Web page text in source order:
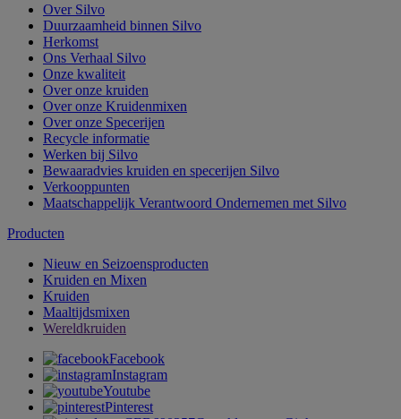
Over Silvo
Duurzaamheid binnen Silvo
Herkomst
Ons Verhaal Silvo
Onze kwaliteit
Over onze kruiden
Over onze Kruidenmixen
Over onze Specerijen
Recycle informatie
Werken bij Silvo
Bewaaradvies kruiden en specerijen Silvo
Verkooppunten
Maatschappelijk Verantwoord Ondernemen met Silvo
Producten
Nieuw en Seizoensproducten
Kruiden en Mixen
Kruiden
Maaltijdsmixen
Wereldkruiden
Facebook
Instagram
Youtube
Pinterest